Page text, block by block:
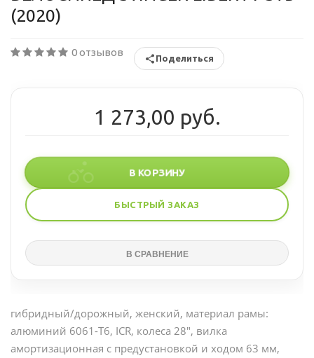
(2020)
0 отзывов Поделиться
1 273,00 руб.
В КОРЗИНУ
БЫСТРЫЙ ЗАКАЗ
гибридный/дорожный, женский, материал рамы:
алюминий 6061-T6, ICR, колеса 28", вилка
амортизационная с предустановкой и ходом 63 мм,